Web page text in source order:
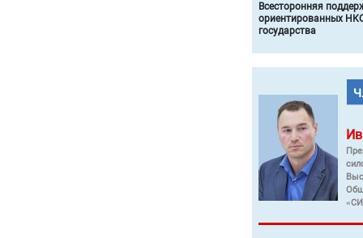
Всесторонняя
ориентированных
государства